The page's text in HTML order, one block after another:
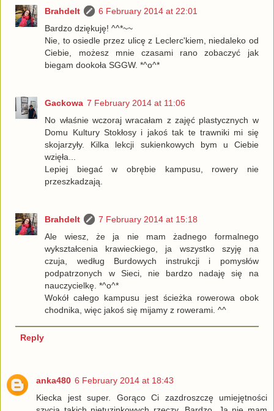
Brahdelt
6 February 2014 at 22:01
Bardzo dziękuję! ^^*~~
Nie, to osiedle przez ulicę z Leclerc'kiem, niedaleko od
Ciebie, możesz mnie czasami rano zobaczyć jak
biegam dookoła SGGW. *^o^*
Gackowa 7 February 2014 at 11:06
No właśnie wczoraj wracałam z zajęć plastycznych w
Domu Kultury Stokłosy i jakoś tak te trawniki mi się
skojarzyły. Kilka lekcji sukienkowych bym u Ciebie
wzięła...
Lepiej biegać w obrębie kampusu, rowery nie
przeszkadzają.
Brahdelt
7 February 2014 at 15:18
Ale wiesz, że ja nie mam żadnego formalnego
wykształcenia krawieckiego, ja wszystko szyję na
czuja, według Burdowych instrukcji i pomysłów
podpatrzonych w Sieci, nie bardzo nadaję się na
nauczycielkę. *^o^*
Wokół całego kampusu jest ścieżka rowerowa obok
chodnika, więc jakoś się mijamy z rowerami. ^^
Reply
anka480 6 February 2014 at 18:43
Kiecka jest super. Gorąco Ci zazdroszczę umiejętności